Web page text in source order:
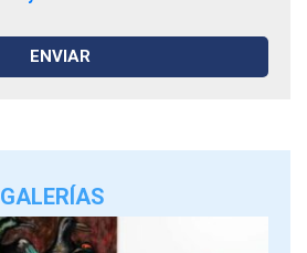
GALERÍAS